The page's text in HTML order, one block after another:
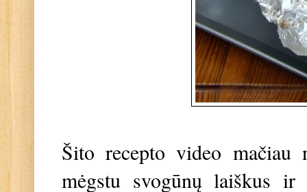
Šito recepto video
mėgstu svogūnų laiškus